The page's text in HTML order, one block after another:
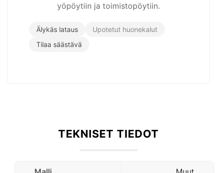
yöpöytiin ja toimistopöytiin.
Älykäs lataus
Upotetut huonekalut
Tilaa säästävä
TEKNISET TIEDOT